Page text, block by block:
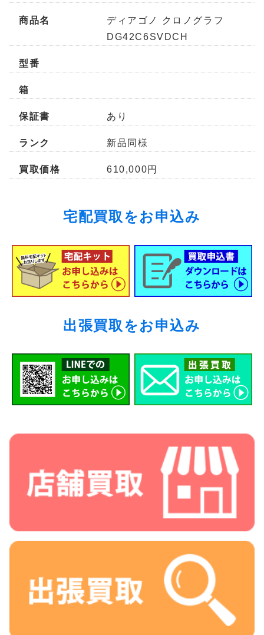
商品名
ディアゴノ クロノグラフ
DG42C6SVDCH
型番
箱
保証書 あり
ランク 新品同様
買取価格 610,000円
宅配買取をお申込み
出張買取をお申込み